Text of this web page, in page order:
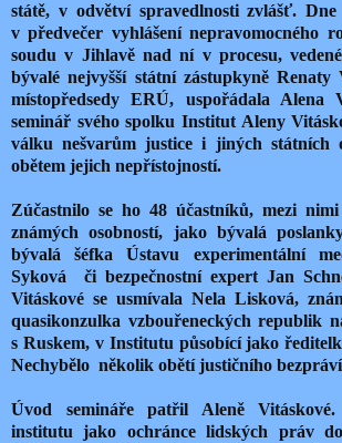
státě, v odvětví spravedlnosti zvlášť. Dne
v předvečer vyhlášení nepravomocného
soudu v Jihlavě nad ní v procesu,
bývalé nejvyšší státní zástupkyně Renaty
místopředsedy ERÚ, uspořádala Alena
seminář svého spolku Institut Aleny
válku nešvarům justice i jiných státních
obětem jejich nepřístojností.
Zúčastnilo se ho 48 účastníků, mezi
známých osobností, jako bývalá
bývalá šéfka Ústavu experimentální
Syková
či bezpečnostní expert Jan
Vitáskové se usmívala Nela Lisková,
quasikonzulka vzbouřeneckých republik
s Ruskem, v Institutu působící jako
Nechybělo několik obětí justičního
Úvod semináře patřil Aleně Vitáskové.
institutu jako ochránce lidských práv